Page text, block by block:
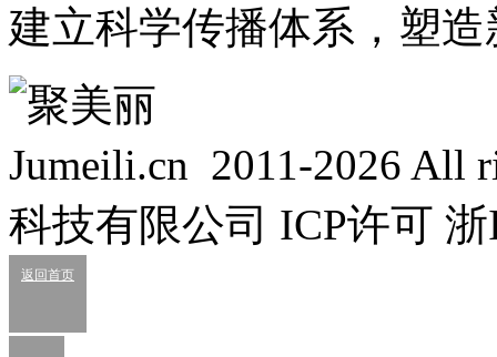
建立科学传播体系，塑
Jumeili.cn 2011-2026 All
科技有限公司 ICP许可
返回首页